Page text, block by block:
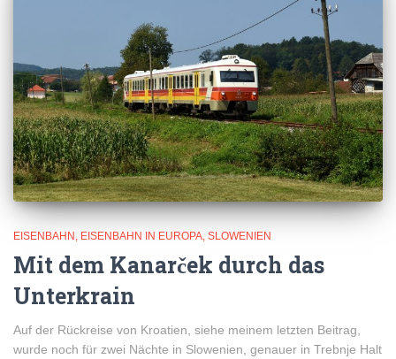
EISENBAHN EISENBAHN IN EUROPA SLOWENIEN
Mit dem Kanarček durch das
Unterkrain
Auf der Rückreise von Kroatien, siehe meinem letzten Beitrag,
wurde noch für zwei Nächte in Slowenien, genauer in Trebnje Halt